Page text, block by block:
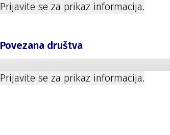
Prijavite se za prikaz informacija.
Povezana društva
Prijavite se za prikaz informacija.